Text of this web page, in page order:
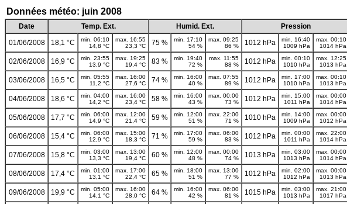
Données météo: juin 2008
Date Temp. Ext. Humid. Ext. Pression
01/06/2008
18,1 °C
min. 06:10
14,8 °C
max. 16:55
23,3 °C
75 %
min. 17:10
54 %
max. 09:25
86 %
1012 hPa
min. 16:40
1009 hPa
max. 00:10
1014 hPa
02/06/2008 16,9 °C
min. 23:55
13,9 °C
max. 19:25
19,4 °C
83 %
min. 19:40
72 %
max. 11:55
88 %
1012 hPa
min. 00:10
1010 hPa
max. 12:25
1013 hPa
03/06/2008 16,5 °C
min. 05:55
11,2 °C
max. 16:00
27,6 °C
74 %
min. 16:00
40 %
max. 07:55
89 %
1012 hPa
min. 17:00
1010 hPa
max. 00:10
1013 hPa
04/06/2008 18,6 °C
min. 04:00
14,2 °C
max. 16:00
23,4 °C
58 %
min. 16:00
43 %
max. 00:00
73 %
1012 hPa
min. 15:00
1011 hPa
max. 00:00
1014 hPa
05/06/2008 17,7 °C
min. 06:00
14,9 °C
max. 12:00
21,4 °C
59 %
min. 12:00
51 %
max. 22:00
71 %
1010 hPa
min. 14:00
1009 hPa
max. 00:00
1012 hPa
06/06/2008 15,4 °C
min. 06:00
12,9 °C
max. 15:00
18,3 °C
71 %
min. 17:00
59 %
max. 06:00
83 %
1012 hPa
min. 00:00
1011 hPa
max. 22:00
1014 hPa
07/06/2008 15,8 °C
min. 03:00
13,3 °C
max. 13:00
19,4 °C
60 %
min. 12:00
48 %
max. 00:00
74 %
1013 hPa
min. 03:00
1013 hPa
max. 00:00
1014 hPa
08/06/2008 17,4 °C
min. 01:00
13,1 °C
max. 17:00
22,4 °C
65 %
min. 18:00
51 %
max. 13:00
77 %
1012 hPa
min. 02:00
1012 hPa
max. 00:00
1013 hPa
09/06/2008 19,9 °C
min. 05:00
14,1 °C
max. 16:00
28,0 °C
64 %
min. 16:00
42 %
max. 06:00
81 %
1015 hPa
min. 03:00
1013 hPa
max. 21:00
1017 hPa